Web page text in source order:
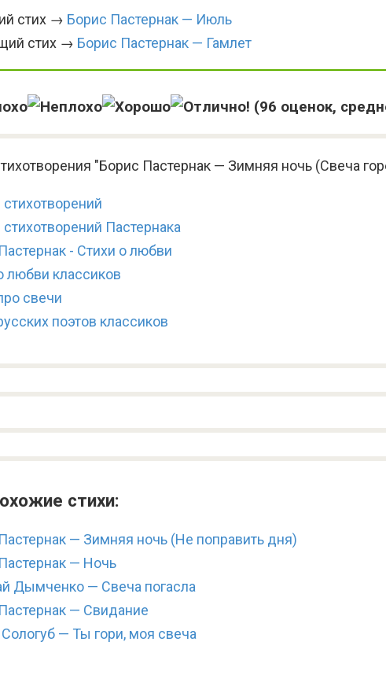
стих → Борис Пастернак — Июль
стих → Борис Пастернак — Гамлет
(96 оценок,
"Борис Пастернак — Зимняя ночь (Свеча
Пастернака
- Стихи о любви
любви классиков
свечи
поэтов классиков
стихи:
— Зимняя ночь (Не поправить дня)
— Ночь
Дымченко — Свеча погасла
— Свидание
— Ты гори, моя свеча